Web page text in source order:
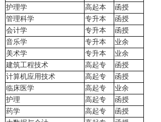
护理学
高起本
函授
管理科学
专升本
函授
会计学
专升本
函授
音乐学
专升本
业余
美术学
专升本
业余
建筑工程技术
高起专
函授
计算机应用技术
高起专
函授
临床医学
高起专
业余
护理
高起专
函授
药学
高起专
函授